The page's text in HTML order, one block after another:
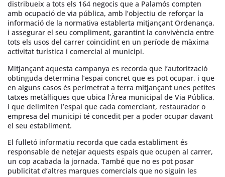
distribueix a tots els 164 negocis que a Palamós compten
amb ocupació de via pública, amb l’objectiu de reforçar la
informació de la normativa establerta mitjançant Ordenança,
i assegurar el seu compliment, garantint la convivència entre
tots els usos del carrer coincidint en un període de màxima
activitat turística i comercial al municipi.
Mitjançant aquesta campanya es recorda que l’autorització
obtinguda determina l’espai concret que es pot ocupar, i que
en alguns casos és perimetrat a terra mitjançant unes petites
tatxes metàl·liques que ubica l’Àrea municipal de Via Pública,
i que delimiten l’espai que cada comerciant, restaurador o
empresa del municipi té concedit per a poder ocupar davant
el seu establiment.
El fulletó informatiu recorda que cada establiment és
responsable de netejar aquests espais que ocupen al carrer,
un cop acabada la jornada. També que no es pot posar
publicitat d’altres marques comercials que no siguin les